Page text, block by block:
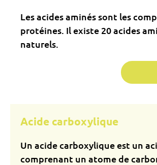
Les acides aminés sont les
protéines. Il existe 20 acides
naturels.
Acide carboxylique
Un acide carboxylique est un
comprenant un atome de